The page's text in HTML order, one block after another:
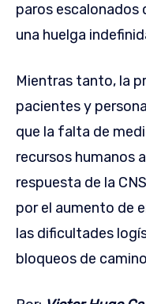
paros escalonados
una huelga
Mientras tanto, la
pacientes y
que la falta de
recursos humanos
respuesta de la
por el aumento de
las dificultades
bloqueos de